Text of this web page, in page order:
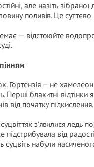
але навіть
поливів. Це суттєво
— відстоюйте
Гортензія — не
Перші блакитні відтінки
від початку підкислення.
з’явилися ледь
підстрибувала від
суцвіть набули